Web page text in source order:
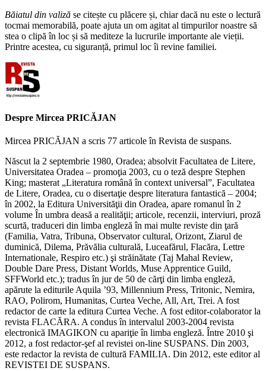
Băiatul din valiză se citește cu plăcere și, chiar dacă nu este o lectură
tocmai memorabilă, poate ajuta un om agitat al timpurilor noastre să
stea o clipă în loc și să mediteze la lucrurile importante ale vieții.
Printre acestea, cu siguranță, primul loc îi revine familiei.
Despre Mircea PRICĂJAN
Mircea PRICĂJAN a scris 77 articole în Revista de suspans.
Născut la 2 septembrie 1980, Oradea; absolvit Facultatea de Litere,
Universitatea Oradea – promoţia 2003, cu o teză despre Stephen
King; masterat „Literatura română în context universal”, Facultatea
de Litere, Oradea, cu o disertaţie despre literatura fantastică – 2004;
în 2002, la Editura Universităţii din Oradea, apare romanul în 2
volume În umbra deasă a realităţii; articole, recenzii, interviuri, proză
scurtă, traduceri din limba engleză în mai multe reviste din ţară
(Familia, Vatra, Tribuna, Observator cultural, Orizont, Ziarul de
duminică, Dilema, Prăvălia culturală, Luceafărul, Flacăra, Lettre
Internationale, Respiro etc.) şi străinătate (Taj Mahal Review,
Double Dare Press, Distant Worlds, Muse Apprentice Guild,
SFFWorld etc.); tradus în jur de 50 de cărţi din limba engleză,
apărute la editurile Aquila ’93, Millennium Press, Tritonic, Nemira,
RAO, Polirom, Humanitas, Curtea Veche, All, Art, Trei. A fost
redactor de carte la editura Curtea Veche. A fost editor-colaborator la
revista FLACĂRA. A condus în intervalul 2003-2004 revista
electronică IMAGIKON cu apariţie în limba engleză. Între 2010 şi
2012, a fost redactor-şef al revistei on-line SUSPANS. Din 2003,
este redactor la revista de cultură FAMILIA. Din 2012, este editor al
REVISTEI DE SUSPANS.